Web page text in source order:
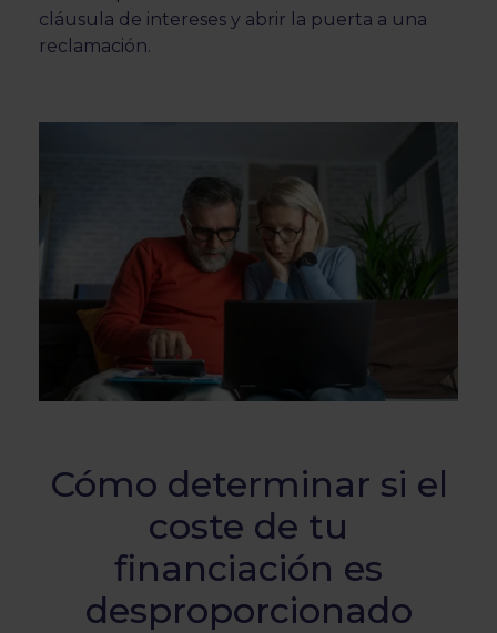
cláusula de intereses y abrir la puerta a una
reclamación.
Cómo determinar si el
coste de tu
financiación es
desproporcionado